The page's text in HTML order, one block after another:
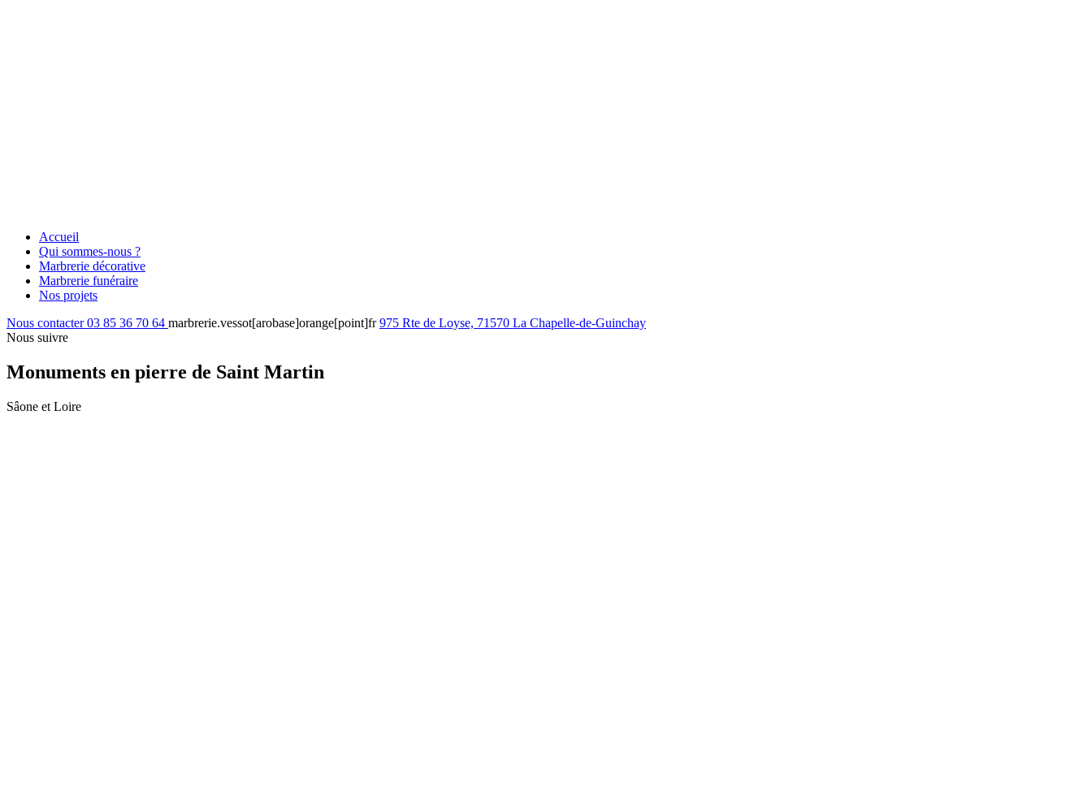
Accueil
Qui sommes-nous ?
Marbrerie décorative
Marbrerie funéraire
Nos projets
Nous contacter03 85 36 70 64 marbrerie.vessot[arobase]orange[point]fr975 Rte de Loyse, 71570 La Chapelle-de-Guinchay
Nous suivre
Monuments en pierre de Saint Martin
Sâone et Loire